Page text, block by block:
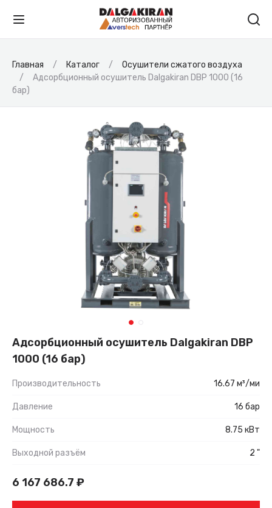
Главная Каталог
Осушители сжатого воздуха
Адсорбционный осушитель Dalgakiran DBP 1000 (16
бар)
Адсорбционный осушитель Dalgakiran DBP
1000 (16 бар)
Производительность 16.67 м³/ми
Давление 16 бар
Мощность 8.75 кВт
Выходной разъём 2 "
6 167 686.7 ₽